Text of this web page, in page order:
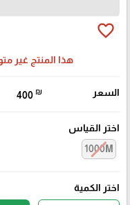
favorite_border
هذا المنتج غير
السعر 400 ₪
اختر القياس
1000M
اختر الكمية